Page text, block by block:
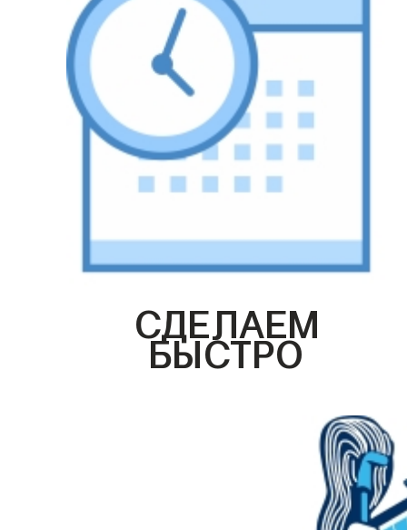
СДЕЛАЕМ
БЫСТРО